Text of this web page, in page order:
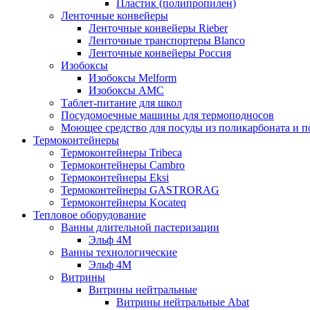
Пластик (полипропилен)
Ленточные конвейеры
Ленточные конвейеры Rieber
Ленточные транспортеры Blanco
Ленточные конвейеры Россия
Изобоксы
Изобоксы Melform
Изобоксы AMC
Таблет-питание для школ
Посудомоечные машины для термоподносов
Моющее средство для посуды из поликарбоната и
Термоконтейнеры
Термоконтейнеры Tribeca
Термоконтейнеры Cambro
Термоконтейнеры Eksi
Термоконтейнеры GASTRORAG
Термоконтейнеры Kocateq
Тепловое оборудование
Ванны длительной пастеризации
Эльф 4М
Ванны технологические
Эльф 4М
Витрины
Витрины нейтральные
Витрины нейтральные Abat